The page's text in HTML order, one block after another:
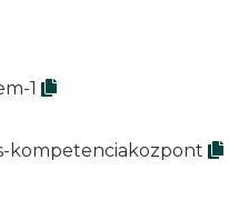
1
kompetenciakozpont